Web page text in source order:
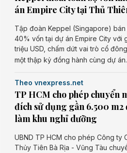
án Empire City tại Thủ
Tập đoàn Keppel (Singapore)
40% vốn tại dự án Empire City với
triệu USD, chấm dứt vai trò cổ
một thập kỷ đồng hành cùng dự án.
Theo vnexpress.net
TP HCM cho phép chuyển
đích sử dụng gần 6.500 m2
làm khu nghỉ dưỡng
UBND TP HCM cho phép Công ty
Thủy Tiên Bà Rịa - Vũng Tàu